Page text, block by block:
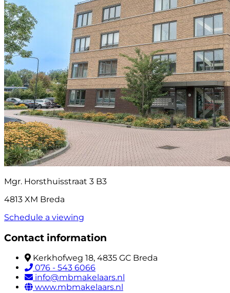
Mgr. Horsthuisstraat 3 B3
4813 XM Breda
Schedule a viewing
Contact information
Kerkhofweg 18, 4835 GC Breda
076 - 543 6066
info@mbmakelaars.nl
www.mbmakelaars.nl